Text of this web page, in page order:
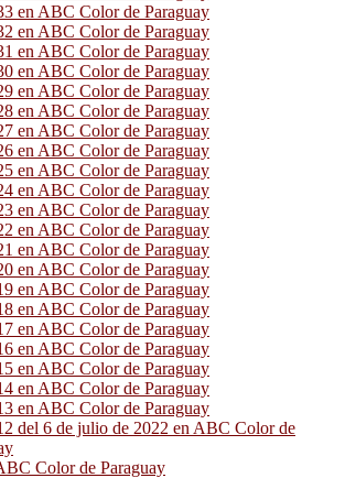
en ABC Color de Paraguay
en ABC Color de Paraguay
en ABC Color de Paraguay
en ABC Color de Paraguay
en ABC Color de Paraguay
en ABC Color de Paraguay
en ABC Color de Paraguay
en ABC Color de Paraguay
en ABC Color de Paraguay
en ABC Color de Paraguay
en ABC Color de Paraguay
en ABC Color de Paraguay
en ABC Color de Paraguay
en ABC Color de Paraguay
en ABC Color de Paraguay
en ABC Color de Paraguay
en ABC Color de Paraguay
en ABC Color de Paraguay
en ABC Color de Paraguay
en ABC Color de Paraguay
en ABC Color de Paraguay
del 6 de julio de 2022 en ABC Color de
Color de Paraguay